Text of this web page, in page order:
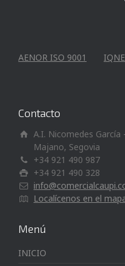
AENOR ISO 9001
Contacto
A.I. Nicomedes García
Majano, Segovia
+34 921 490 987
+34 921 490 328
Localícenos en el
Menú
INICIO